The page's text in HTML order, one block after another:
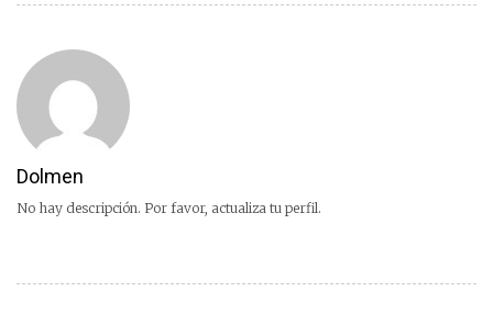
Dolmen
No hay descripción. Por favor, actualiza tu perfil.